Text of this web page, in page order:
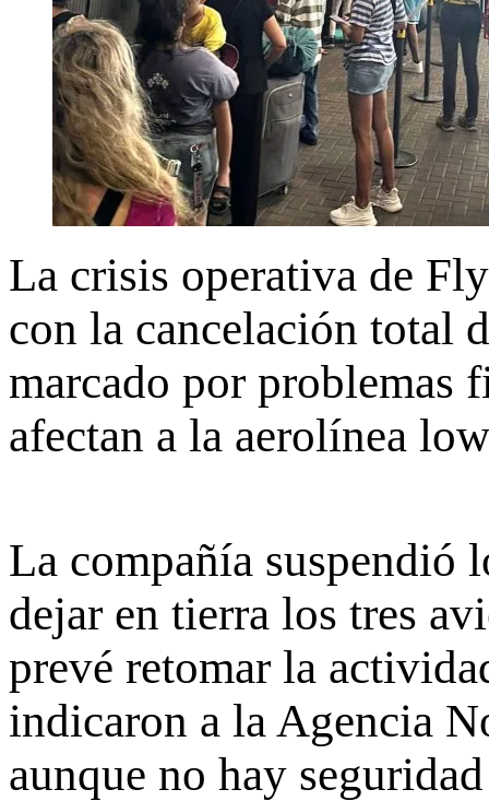
La crisis operativa de
con la cancelación total
marcado por problemas
afectan a la aerolínea
La compañía suspendió
dejar en tierra los tres
prevé retomar la
indicaron a la Agencia
aunque no hay